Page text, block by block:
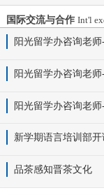
国际交流与合作 Int'l
阳光留学办咨询老
阳光留学办咨询老
阳光留学办咨询老
新学期语言培训部开
品茶感知晋茶文化